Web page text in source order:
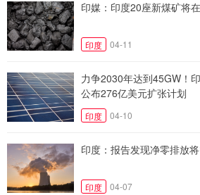
印媒：印度20座新煤矿将
印度 04-11
力争2030年达到45GW！
公布276亿美元扩张计划
印度 04-10
印度：报告发现净零排放
印度 04-07